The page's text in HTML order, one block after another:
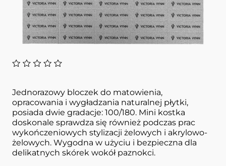
50 pcs
MINI NAIL BUFFER 100/180 VICTORIA
VYNN
Jednorazowy bloczek do matowienia,
opracowania i wygładzania naturalnej płytki,
posiada dwie gradacje: 100/180. Mini kostka
doskonale sprawdza się również podczas prac
wykończeniowych stylizacji żelowych i akrylowo-
żelowych. Wygodna w użyciu i bezpieczna dla
delikatnych skórek wokół paznokci.